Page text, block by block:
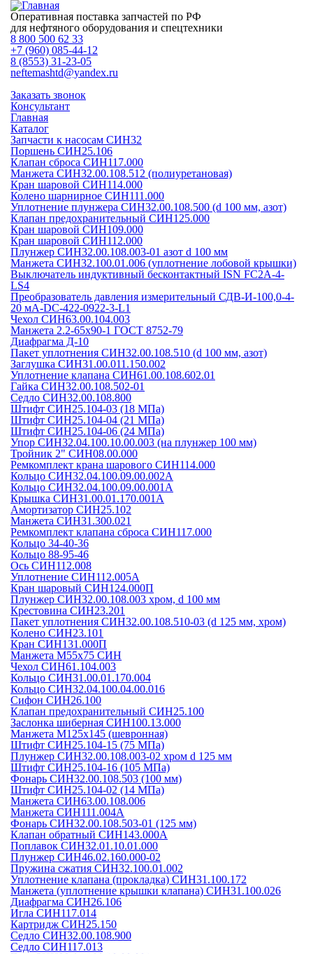
Оперативная поставка запчастей по РФ
для нефтяного оборудования и спецтехники
8 800 500 62 33
+7 (960) 085-44-12
8 (8553) 31-23-05
neftemashtd@yandex.ru
Заказать звонок
Консультант
Главная
Каталог
Запчасти к насосам СИН32
Поршень СИН25.106
Клапан сброса СИН117.000
Манжета СИН32.00.108.512 (полиуретановая)
Кран шаровой СИН114.000
Колено шарнирное СИН111.000
Уплотнение плунжера СИН32.00.108.500 (d 100 мм, азот)
Клапан предохранительный СИН125.000
Кран шаровой СИН109.000
Кран шаровой СИН112.000
Плунжер СИН32.00.108.003-01 азот d 100 мм
Манжета СИН32.100.01.006 (уплотнение лобовой крышки)
Выключатель индуктивный бесконтактный ISN FC2A-4-
LS4
Преобразователь давления измерительный СДВ-И-100,0-4-
20 мА-DC-422-0922-3-L1
Чехол СИН63.00.104.003
Манжета 2.2-65х90-1 ГОСТ 8752-79
Диафрагма Д-10
Пакет уплотнения СИН32.00.108.510 (d 100 мм, азот)
Заглушка СИН31.00.011.150.002
Уплотнение клапана СИН61.00.108.602.01
Гайка СИН32.00.108.502-01
Седло СИН32.00.108.800
Штифт СИН25.104-03 (18 МПа)
Штифт СИН25.104-04 (21 МПа)
Штифт СИН25.104-06 (24 МПа)
Упор СИН32.04.100.10.00.003 (на плунжер 100 мм)
Тройник 2" СИН08.00.000
Ремкомплект крана шарового СИН114.000
Кольцо СИН32.04.100.09.00.002А
Кольцо СИН32.04.100.09.00.001А
Крышка СИН31.00.01.170.001А
Амортизатор СИН25.102
Манжета СИН31.300.021
Ремкомплект клапана сброса СИН117.000
Кольцо 34-40-36
Кольцо 88-95-46
Ось СИН112.008
Уплотнение СИН112.005А
Кран шаровый СИН124.000П
Плунжер СИН32.00.108.003 хром, d 100 мм
Крестовина СИН23.201
Пакет уплотнения СИН32.00.108.510-03 (d 125 мм, хром)
Колено СИН23.101
Кран СИН131.000П
Манжета М55х75 СИН
Чехол СИН61.104.003
Кольцо СИН31.00.01.170.004
Кольцо СИН32.04.100.04.00.016
Сифон СИН26.100
Клапан предохранительный СИН25.100
Заслонка шиберная СИН100.13.000
Манжета М125х145 (шевронная)
Штифт СИН25.104-15 (75 МПа)
Плунжер СИН32.00.108.003-02 хром d 125 мм
Штифт СИН25.104-16 (105 МПа)
Фонарь СИН32.00.108.503 (100 мм)
Штифт СИН25.104-02 (14 МПа)
Манжета СИН63.00.108.006
Манжета СИН111.004А
Фонарь СИН32.00.108.503-01 (125 мм)
Клапан обратный СИН143.000А
Поплавок СИН32.01.10.01.000
Плунжер СИН46.02.160.000-02
Пружина сжатия СИН32.100.01.002
Уплотнение клапана (прокладка) СИН31.100.172
Манжета (уплотнение крышки клапана) СИН31.100.026
Диафрагма СИН26.106
Игла СИН117.014
Картридж СИН25.150
Седло СИН32.00.108.900
Седло СИН117.013